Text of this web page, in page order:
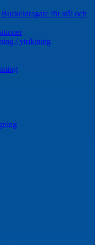
för stål och
/ ytriktning